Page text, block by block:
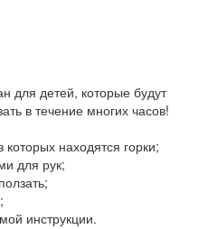
для детей, которые будут
в течение многих часов!
находятся горки;
для рук;
инструкции.